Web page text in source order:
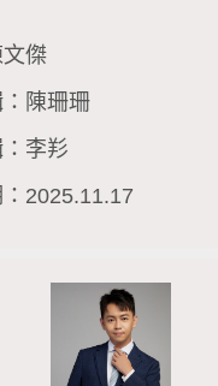
傑
陳珊珊
李羏
2025.11.17